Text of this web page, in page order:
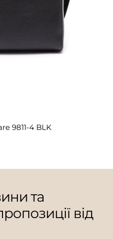
9811-4 BLK
та
від